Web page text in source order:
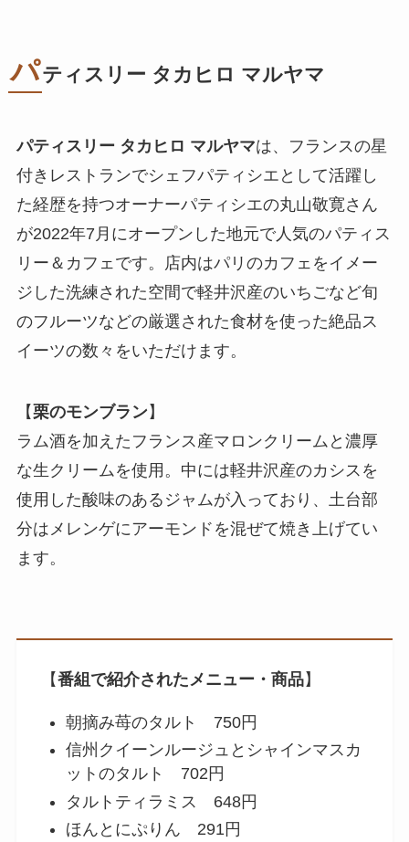
パティスリー タカヒロ マルヤマ
パティスリー タカヒロ マルヤマは、フランスの星
付きレストランでシェフパティシエとして活躍し
た経歴を持つオーナーパティシエの丸山敬寛さん
が2022年7月にオープンした地元で人気のパティス
リー＆カフェです。店内はパリのカフェをイメー
ジした洗練された空間で軽井沢産のいちごなど旬
のフルーツなどの厳選された食材を使った絶品ス
イーツの数々をいただけます。
【栗のモンブラン】
ラム酒を加えたフランス産マロンクリームと濃厚
な生クリームを使用。中には軽井沢産のカシスを
使用した酸味のあるジャムが入っており、土台部
分はメレンゲにアーモンドを混ぜて焼き上げてい
ます。
【番組で紹介されたメニュー・商品】
朝摘み苺のタルト 750円
信州クイーンルージュとシャインマスカ
ットのタルト 702円
タルトティラミス 648円
ほんとにぷりん 291円